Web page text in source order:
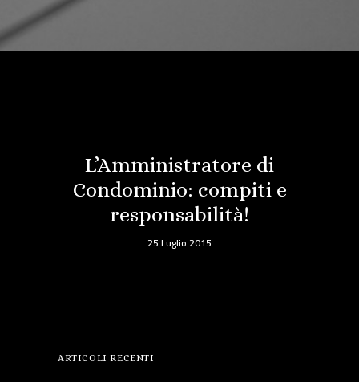
L’Amministratore di
Condominio: compiti e
responsabilità!
25 Luglio 2015
ARTICOLI RECENTI